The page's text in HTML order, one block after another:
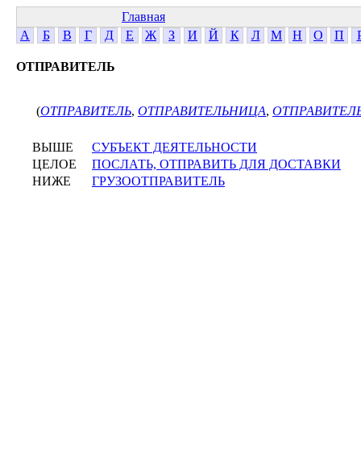
Главная
А
Б В Г Д Е Ж З И Й К Л М Н О П
ОТПРАВИТЕЛЬ
(ОТПРАВИТЕЛЬ, ОТПРАВИТЕЛЬНИЦА,
ВЫШЕ
СУБЪЕКТ ДЕЯТЕЛЬНОСТИ
ЦЕЛОЕ
ПОСЛАТЬ, ОТПРАВИТЬ ДЛЯ ДОСТАВКИ
НИЖЕ
ГРУЗООТПРАВИТЕЛЬ